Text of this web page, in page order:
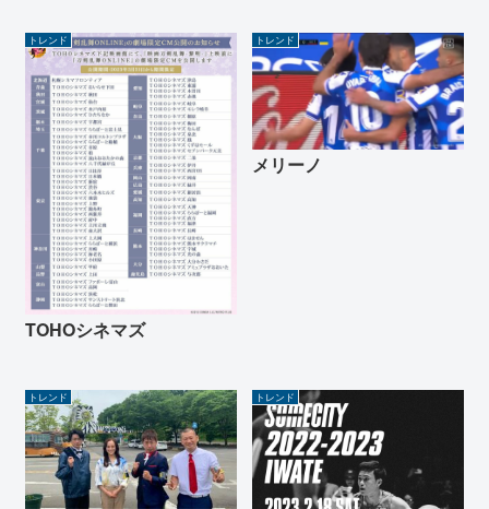
トレンド
TOHOシネマズ
トレンド
メリーノ
トレンド トレンド